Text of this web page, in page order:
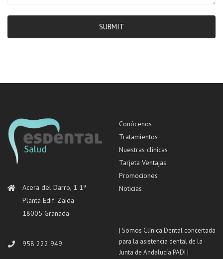
SUBMIT
Acera del Darro, 1 1ª
Planta Edif. Zaida
18005 Granada
958 222 949
Conócenos
Tratamientos
Nuestras clínicas
Tarjeta Ventajas
Promociones
Noticias
| Somos Clínica Dental concertada
para la asistencia dental de la
Junta de Andalucía PADI |